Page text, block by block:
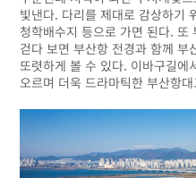
빛낸다. 다리를 제대로 감상하기
청학배수지 등으로 가면 된다. 또
걷다 보면 부산항 전경과 함께 부
또렷하게 볼 수 있다. 이바구길
오르며 더욱 드라마틱한 부산항